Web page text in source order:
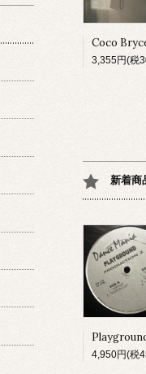
3,355円(税
新着商
4,950円(税